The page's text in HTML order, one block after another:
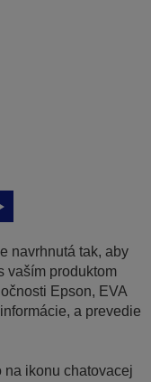
navrhnutá tak, aby
vaším produktom
Epson, EVA
a prevedie
na ikonu chatovacej